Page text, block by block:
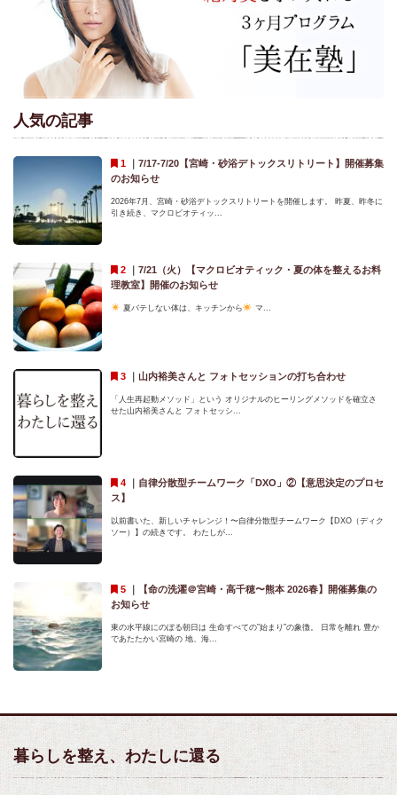
人気の記事
｜ 7/17-7/20【宮崎・砂浴デトックスリトリート】開催募集
のお知らせ
2026年7月、宮崎・砂浴デトックスリトリートを開催します。 昨夏、昨冬に
引き続き、マクロビオティッ...
｜ 7/21（火）【マクロビオティック・夏の体を整えるお料
理教室】開催のお知らせ
夏バテしない体は、キッチンから マ...
｜ 山内裕美さんと フォトセッションの打ち合わせ
「人生再起動メソッド」という オリジナルのヒーリングメソッドを確立さ
せた山内裕美さんと フォトセッシ...
｜ 自律分散型チームワーク「DXO」②【意思決定のプロセ
ス】
以前書いた、新しいチャレンジ！〜自律分散型チームワーク【DXO（ディク
ソー）】の続きです。 わたしが...
｜
【命の洗濯＠宮崎・高千穂〜熊本 2026春】開催募集の
お知らせ
東の水平線にのぼる朝日は 生命すべての”始まり”の象徴。 日常を離れ 豊か
であたたかい宮崎の 地、海...
暮らしを整え、わたしに還る